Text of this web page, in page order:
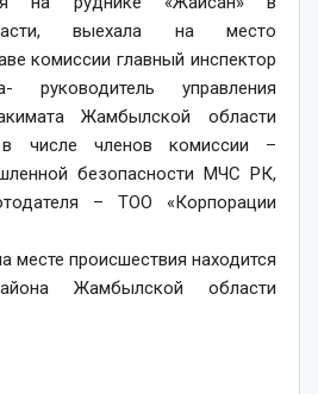
выехала на место
комиссии главный инспектор
управления
Жамбылской области
числе членов комиссии –
безопасности МЧС РК,
– ТОО «Корпорации
месте происшествия находится
Жамбылской области